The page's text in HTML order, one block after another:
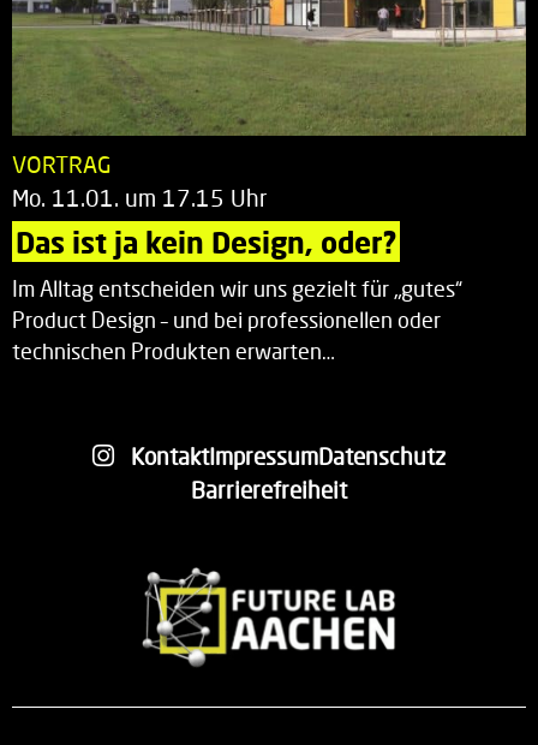
VORTRAG
Mo. 11.01. um 17.15 Uhr
Das ist ja kein Design, oder?
Im Alltag entscheiden wir uns gezielt für „gutes“
Product Design – und bei professionellen oder
technischen Produkten erwarten…
KontaktImpressumDatenschutz
Barrierefreiheit